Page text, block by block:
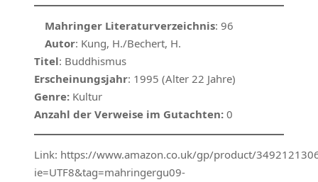
Mahringer Literaturverzeichnis: 96
Autor: Kung, H./Bechert, H.
Titel: Buddhismus
Erscheinungsjahr: 1995 (Alter 22 Jahre)
Genre: Kultur
Anzahl der Verweise im Gutachten: 0
Link: https://www.amazon.co.uk/gp/product/
ie=UTF8&tag=mahringergu09-